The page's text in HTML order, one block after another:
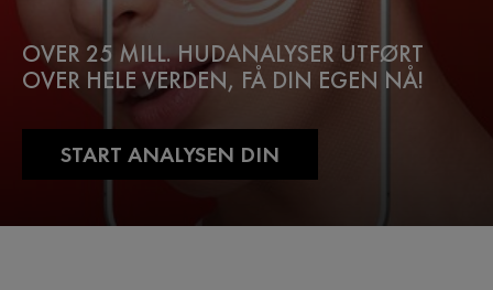
OVER 25 MILL. HUDANALYSER UTFØRT
OVER HELE VERDEN, FÅ DIN EGEN NÅ!
START ANALYSEN DIN